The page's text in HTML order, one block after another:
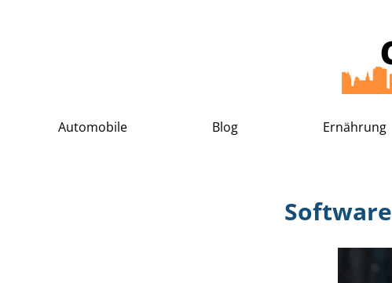
Automobile Blog Ernährung
Software